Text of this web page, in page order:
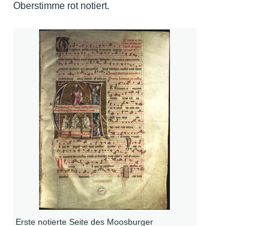
Oberstimme rot notiert.
Erste notierte Seite des Moosburger